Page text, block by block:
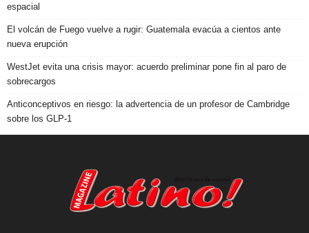
espacial
El volcán de Fuego vuelve a rugir: Guatemala evacúa a cientos ante
nueva erupción
WestJet evita una crisis mayor: acuerdo preliminar pone fin al paro de
sobrecargos
Anticonceptivos en riesgo: la advertencia de un profesor de Cambridge
sobre los GLP-1